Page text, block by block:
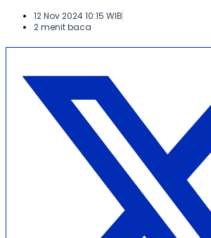
12 Nov 2024 10:15 WIB
2 menit baca